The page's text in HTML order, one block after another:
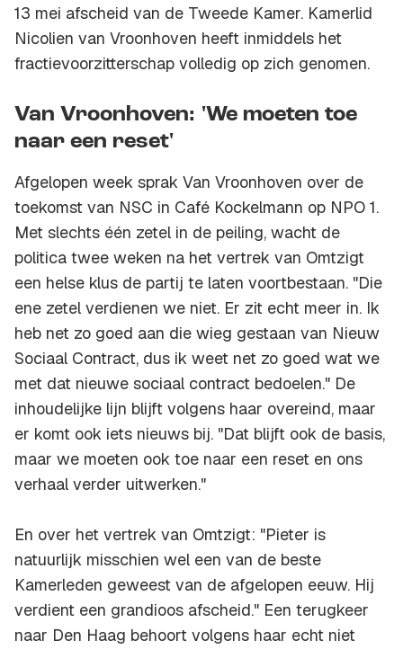
13 mei afscheid van de Tweede Kamer. Kamerlid
Nicolien van Vroonhoven heeft inmiddels het
fractievoorzitterschap volledig op zich genomen.
Van Vroonhoven: 'We moeten toe
naar een reset'
Afgelopen week sprak Van Vroonhoven over de
toekomst van NSC in Café Kockelmann op NPO 1.
Met slechts één zetel in de peiling, wacht de
politica twee weken na het vertrek van Omtzigt
een helse klus de partij te laten voortbestaan. "Die
ene zetel verdienen we niet. Er zit echt meer in. Ik
heb net zo goed aan die wieg gestaan van Nieuw
Sociaal Contract, dus ik weet net zo goed wat we
met dat nieuwe sociaal contract bedoelen." De
inhoudelijke lijn blijft volgens haar overeind, maar
er komt ook iets nieuws bij. "Dat blijft ook de basis,
maar we moeten ook toe naar een reset en ons
verhaal verder uitwerken."
En over het vertrek van Omtzigt: "Pieter is
natuurlijk misschien wel een van de beste
Kamerleden geweest van de afgelopen eeuw. Hij
verdient een grandioos afscheid." Een terugkeer
naar Den Haag behoort volgens haar echt niet